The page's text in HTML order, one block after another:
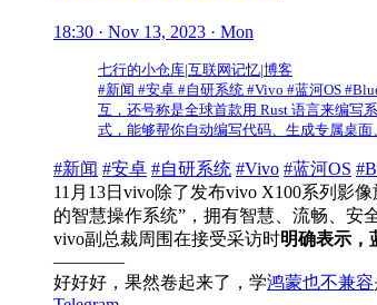
18:30 · Nov 13, 2023 · Mon
七行的小仓库|互联网记忆|博客
#新闻 #安卓 #自研系统 #Vivo #蓝河OS
互，还号称是全球首款用 Rust 语言来编写
式，能够帮你自动编写代码、生成专属桌
#新闻 #安卓 #自研系统 #Vivo #蓝河OS
11月13日vivo除了发布vivo X100系列影
的智慧操作系统”，拥有智慧、流畅、安
vivo副总裁周围在接受采访时明确表示，
————
好好好，果然卷起来了，学鸿蒙也不兼容